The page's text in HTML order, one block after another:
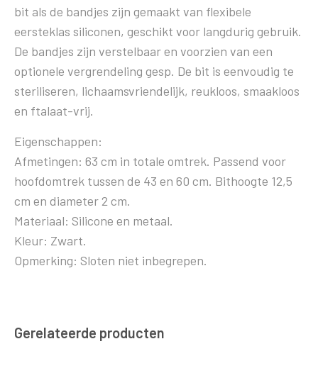
bit als de bandjes zijn gemaakt van flexibele
eersteklas siliconen, geschikt voor langdurig gebruik.
De bandjes zijn verstelbaar en voorzien van een
optionele vergrendeling gesp. De bit is eenvoudig te
steriliseren, lichaamsvriendelijk, reukloos, smaakloos
en ftalaat-vrij.
Eigenschappen:
Afmetingen: 63 cm in totale omtrek. Passend voor
hoofdomtrek tussen de 43 en 60 cm. Bithoogte 12,5
cm en diameter 2 cm.
Materiaal: Silicone en metaal.
Kleur: Zwart.
Opmerking: Sloten niet inbegrepen.
Gerelateerde producten